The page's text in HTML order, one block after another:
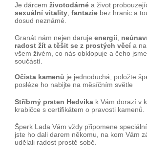
Je dárcem životodárné a život
sexuální vitality, fantazie bez hranic a
dosud neznámé.
Granát nám nejen daruje energii,
radost žít a těšit se z prostých věcí a
všem živém, co nás obklopuje a čeho
součástí.
Očista kamenů je jednoduchá, položte
posléze ho nabijte na měsíčním světle
Stříbrný prsten Hedvika k Vám dorazí v
krabičce s certifikátem o pravosti kamenů.
Šperk Lada Vám vždy připomene
jste ho dali darem někomu, na kom Vám
udělali radost prostě sobě.